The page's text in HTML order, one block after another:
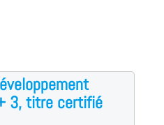
3, titre certifié